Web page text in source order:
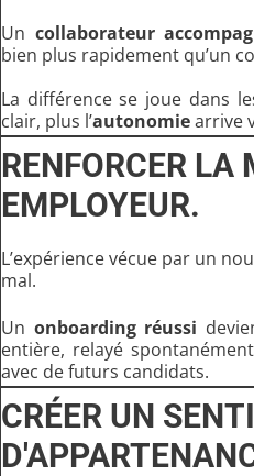
Un collaborateur
bien plus rapidement qu’un
La différence se joue dans
clair, plus l’autonomiearrive
RENFORCER LA
EMPLOYEUR.
L’expérience vécue par un
mal.
Un onboarding réussi
entière, relayé
avec de futurs candidats.
CRÉER UN